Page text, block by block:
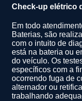
Check-up elétrico
Em todo
Baterias, são
com o intuito de
está na bateria ou
do veículo. Os
específicos com a
ocorrendo fuga de
alternador ou
trabalhando